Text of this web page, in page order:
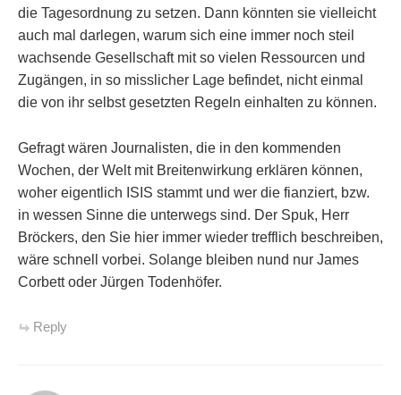
die Tagesordnung zu setzen. Dann könnten sie vielleicht
auch mal darlegen, warum sich eine immer noch steil
wachsende Gesellschaft mit so vielen Ressourcen und
Zugängen, in so misslicher Lage befindet, nicht einmal
die von ihr selbst gesetzten Regeln einhalten zu können.
Gefragt wären Journalisten, die in den kommenden
Wochen, der Welt mit Breitenwirkung erklären können,
woher eigentlich ISIS stammt und wer die fianziert, bzw.
in wessen Sinne die unterwegs sind. Der Spuk, Herr
Bröckers, den Sie hier immer wieder trefflich beschreiben,
wäre schnell vorbei. Solange bleiben nund nur James
Corbett oder Jürgen Todenhöfer.
Reply